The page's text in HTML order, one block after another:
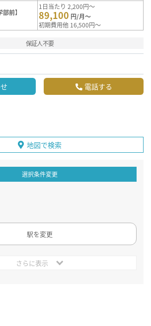
前】
1日当たり 2,200円～
89,100 円/月～
初期費用他 16,500円～
保証人不要
電話する
地図で検索
選択条件変更
駅を変更
さらに表示